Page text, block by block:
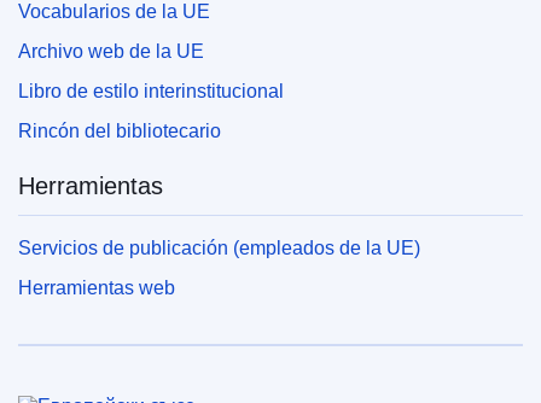
Vocabularios de la UE
Archivo web de la UE
Libro de estilo interinstitucional
Rincón del bibliotecario
Herramientas
Servicios de publicación (empleados de la UE)
Herramientas web
Unión Europea